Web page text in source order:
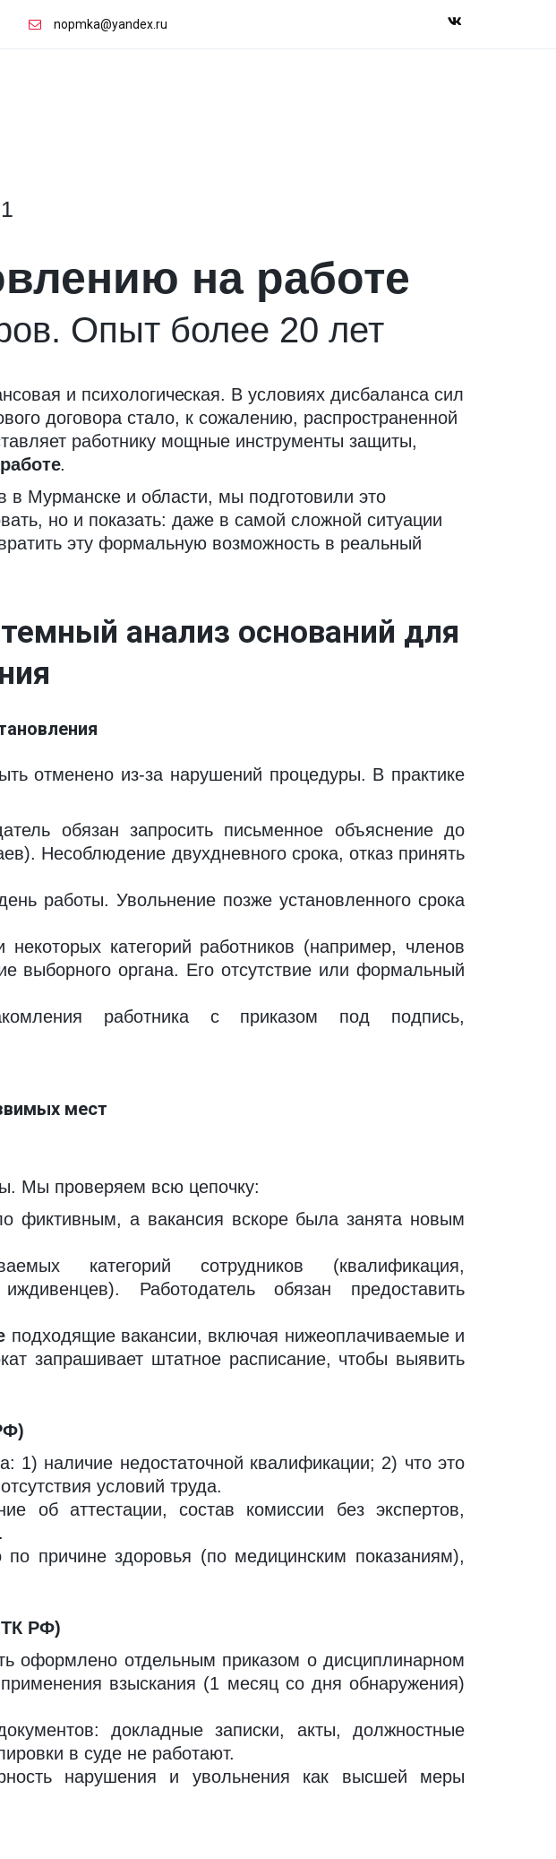
nopmka@yandex.ru
на работе
Опыт более 20 лет
и психологическая. В условиях дисбаланса сил
договора стало, к сожалению, распространенной
работнику мощные инструменты защиты,
.
в Мурманске и области, мы подготовили это
но и показать: даже в самой сложной ситуации
эту формальную возможность в реальный
анализ оснований для
отменено из-за нарушений процедуры. В практике
обязан запросить письменное объяснение до
Несоблюдение двухдневного срока, отказ принять
работы. Увольнение позже установленного срока
некоторых категорий работников (например, членов
выборного органа. Его отсутствие или формальный
работника с приказом под подпись,
мест
Мы проверяем всю цепочку:
фиктивным, а вакансия вскоре была занята новым
категорий сотрудников (квалификация,
Работодатель обязан предоставить
подходящие вакансии, включая нижеоплачиваемые и
запрашивает штатное расписание, чтобы выявить
1) наличие недостаточной квалификации; 2) что это
условий труда.
об аттестации, состав комиссии без экспертов,
по причине здоровья (по медицинским показаниям),
ТК РФ)
оформлено отдельным приказом о дисциплинарном
взыскания (1 месяц со дня обнаружения)
докладные записки, акты, должностные
в суде не работают.
нарушения и увольнения как высшей меры